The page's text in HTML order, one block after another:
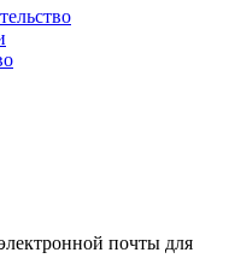
почты для